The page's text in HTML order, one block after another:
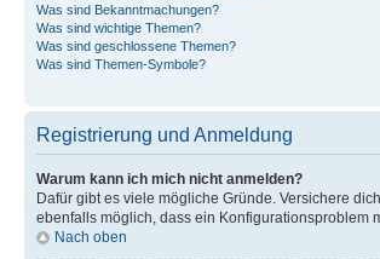
Was sind Bekanntmachungen?
Was sind wichtige Themen?
Was sind geschlossene Themen?
Was sind Themen-Symbole?
Registrierung und Anmeldung
Warum kann ich mich nicht anmelden?
Dafür gibt es viele mögliche Gründe. Versichere
ebenfalls möglich, dass ein Konfigurationsproblem
Nach oben